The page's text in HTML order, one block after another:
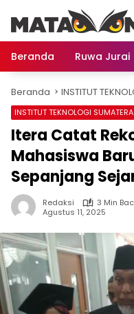
konten
Beranda
Ruwa Jurai
Beranda INSTITUT
INSTITUT TEKNOLOGI SUMATERA
Itera Catat
Mahasiswa
Sepanjang
Redaksi
3 Min
Agustus 11, 2025